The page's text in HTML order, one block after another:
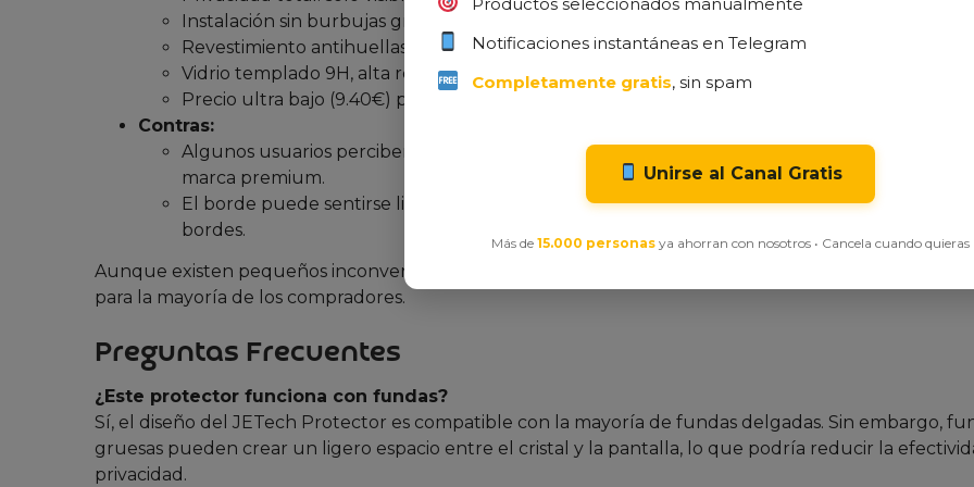
Instalación sin burbujas gracias al marco.
Revestimiento antihuellas que mantiene la pantalla limpia.
Vidrio templado 9H, alta resistencia a rasguños.
Precio ultra bajo (9.40€) para dos unidades.
Contras:
Algunos usuarios perciben el material como “plástico barato” en comparación con
marca premium.
El borde puede sentirse ligeramente más grueso, lo que afecta la sensibilidad al tacto en los
bordes.
Aunque existen pequeños inconvenientes, la combinación de precio y funcionalidad los hace
para la mayoría de los compradores.
Preguntas Frecuentes
¿Este protector funciona con fundas?
Sí, el diseño del JETech Protector es compatible con la mayoría de fundas delgadas. Sin embargo,
gruesas pueden crear un ligero espacio entre el cristal y la pantalla, lo que podría reducir la
privacidad.
Notificaciones instantáneas en Telegram
Completamente gratis, sin spam
Unirse al Canal Gratis
Más de 15.000 personas ya ahorran con nosotros • Cancela cuando quieras